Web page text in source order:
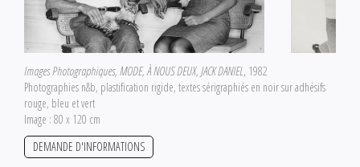
Images Photographiques, MODE, À NOUS DEUX, JACK DANIEL, 1982
Photographies n&b, plastification rigide, textes sérigraphiés en noir sur adhésifs
rouge, bleu et vert
Image : 80 x 120 cm
DEMANDE D'INFORMATIONS